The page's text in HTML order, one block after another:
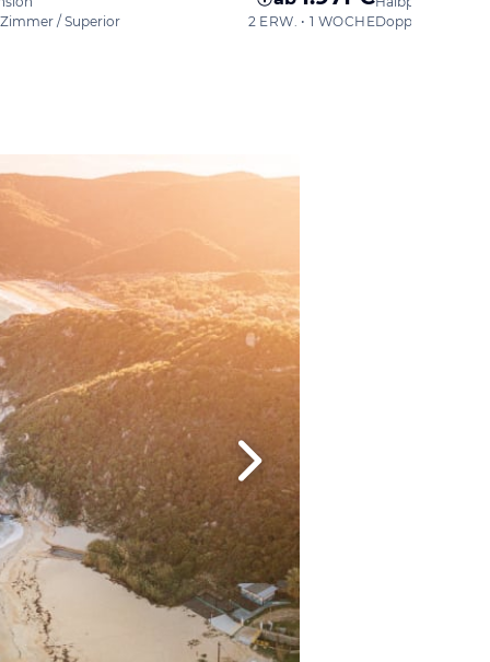
/ Superior
2 ERW. • 1 WOCHEDoppelzimmer